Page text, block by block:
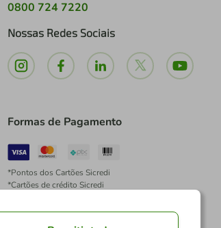
0800 724 7220
Nossas Redes Sociais
Formas de Pagamento
*Pontos dos Cartões Sicredi
*Cartões de crédito Sicredi
*É vedada a cobrança de preço superior, valor ou